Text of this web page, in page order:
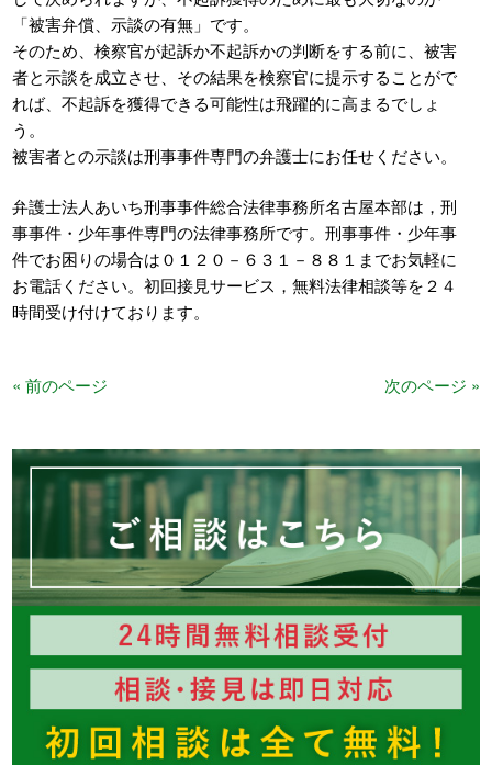
「被害弁償、示談の有無」です。
そのため、検察官が起訴か不起訴かの判断をする前に、被害
者と示談を成立させ、その結果を検察官に提示することがで
れば、不起訴を獲得できる可能性は飛躍的に高まるでしょ
う。
被害者との示談は刑事事件専門の弁護士にお任せください。
弁護士法人あいち刑事事件総合法律事務所名古屋本部は，刑
事事件・少年事件専門の法律事務所です。刑事事件・少年事
件でお困りの場合は０１２０－６３１－８８１までお気軽に
お電話ください。初回接見サービス，無料法律相談等を２４
時間受け付けております。
« 前のページ 次のページ »